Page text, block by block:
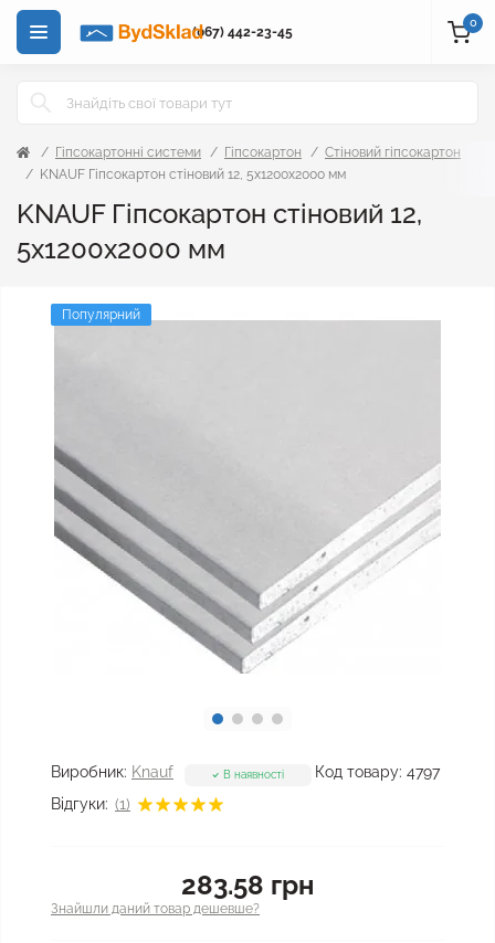
(067) 442-23-45
0
Гіпсокартонні системи Гіпсокартон
Стіновий гіпсокартон
KNAUF Гіпсокартон стіновий 12, 5x1200x2000 мм
KNAUF Гіпсокартон стіновий 12,
5x1200x2000 мм
Популярний
Виробник: Knauf Код товару: 4797
Відгуки: (1)
В наявності
283.58 грн
Знайшли даний товар дешевше?